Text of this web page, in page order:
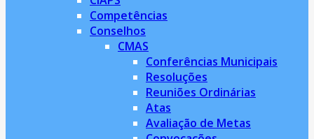
Competências
Conselhos
CMAS
Conferências Municipais
Resoluções
Reuniões Ordinárias
Atas
Avaliação de Metas